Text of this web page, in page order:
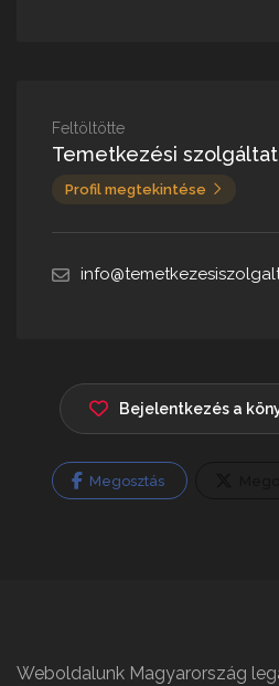
Feltöltötte
Temetkezési
Profil megtekintése
Bejelentkezés a
Megosztás
Weboldalunk Magyarország